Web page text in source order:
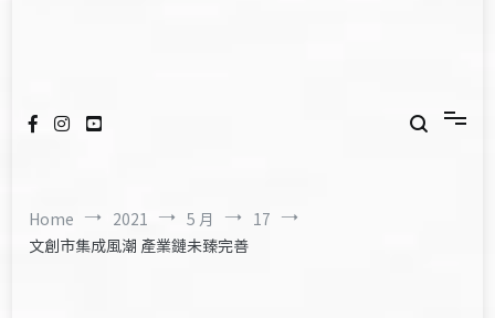
Home 2021 5 月
17
文創市集成風潮 產業鏈未臻完善